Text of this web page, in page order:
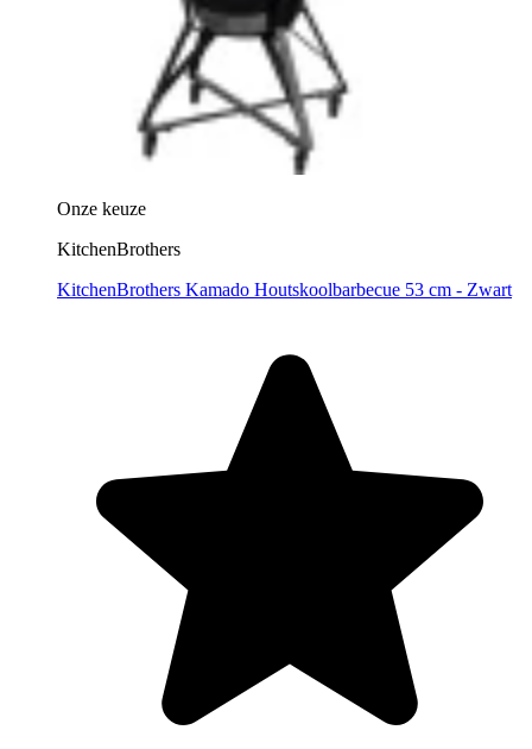
Onze keuze
KitchenBrothers
KitchenBrothers Kamado Houtskoolbarbecue 53 cm - Zwart